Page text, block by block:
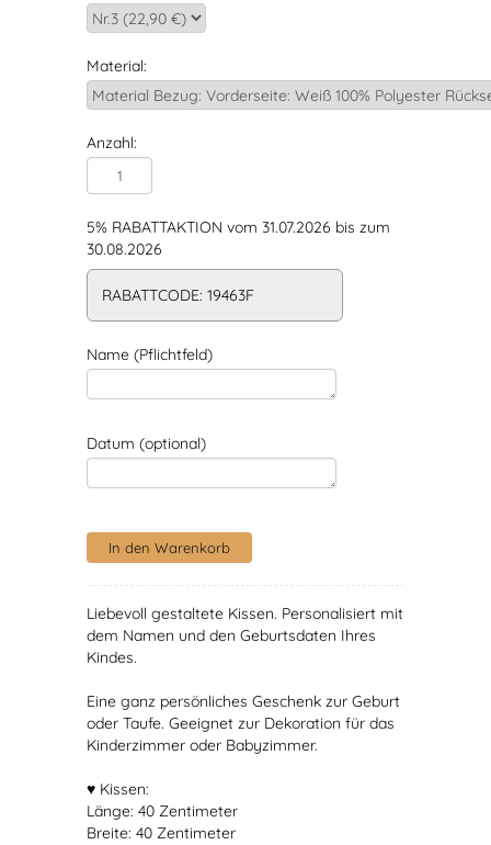
Material:
Anzahl:
5% RABATTAKTION vom 31.07.2026 bis zum
30.08.2026
RABATTCODE: 19463F
Name (Pflichtfeld)
Datum (optional)
Liebevoll gestaltete Kissen. Personalisiert mit
dem Namen und den Geburtsdaten Ihres
Kindes.
Eine ganz persönliches Geschenk zur Geburt
oder Taufe. Geeignet zur Dekoration für das
Kinderzimmer oder Babyzimmer.
♥ Kissen:
Länge: 40 Zentimeter
Breite: 40 Zentimeter